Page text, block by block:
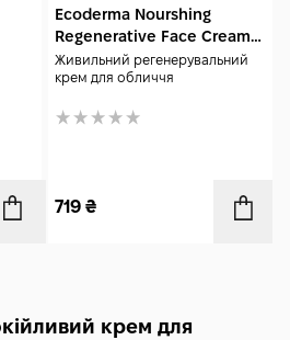
Ecoderma Nourshing
Regenerative Face Cream
50 мл
Живильний регенерувальний
крем для обличчя
719 ₴
крем для